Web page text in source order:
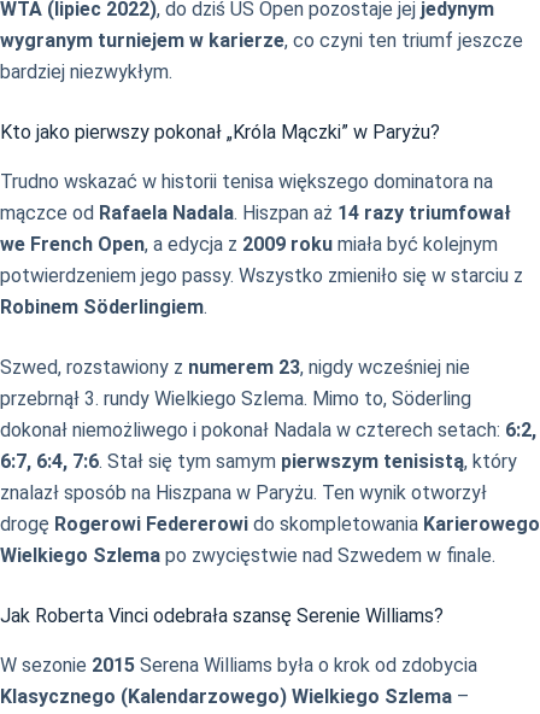
WTA (lipiec 2022), do dziś US Open pozostaje jej jedynym
wygranym turniejem w karierze, co czyni ten triumf jeszcze
bardziej niezwykłym.
Kto jako pierwszy pokonał „Króla Mączki” w Paryżu?
Trudno wskazać w historii tenisa większego dominatora na
mączce od Rafaela Nadala. Hiszpan aż 14 razy triumfował
we French Open, a edycja z 2009 roku miała być kolejnym
potwierdzeniem jego passy. Wszystko zmieniło się w starciu z
Robinem Söderlingiem.
Szwed, rozstawiony z numerem 23, nigdy wcześniej nie
przebrnął 3. rundy Wielkiego Szlema. Mimo to, Söderling
dokonał niemożliwego i pokonał Nadala w czterech setach: 6:2,
6:7, 6:4, 7:6. Stał się tym samym pierwszym tenisistą, który
znalazł sposób na Hiszpana w Paryżu. Ten wynik otworzył
drogę Rogerowi Federerowi do skompletowania Karierowego
Wielkiego Szlema po zwycięstwie nad Szwedem w finale.
Jak Roberta Vinci odebrała szansę Serenie Williams?
W sezonie 2015 Serena Williams była o krok od zdobycia
Klasycznego (Kalendarzowego) Wielkiego Szlema –